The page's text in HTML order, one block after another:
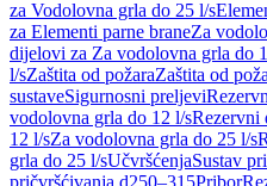
za Vodolovna grla do 25 l/s
za Elementi parne braneZa
dijelovi za Za vodolovna grla do
l/sZaštita od požaraZaštita od
sustaveSigurnosni preljevi
vodolovna grla do 12 l/sRezervni
12 l/sZa vodolovna grla do 25 l/s
grla do 25 l/sUčvršćenjaSustav
pričvršćivanja d250–315Pribor